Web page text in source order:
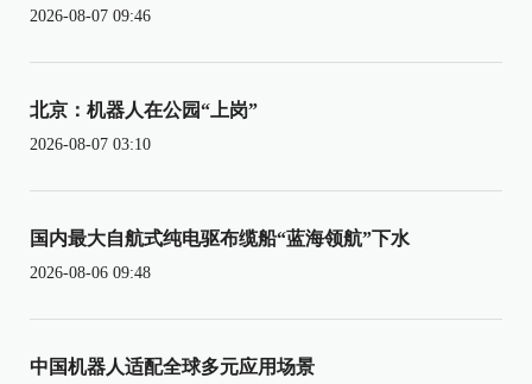
2026-08-07 09:46
北京：机器人在公园“上岗”
2026-08-07 03:10
国内最大自航式纯电驱布缆船“蓝海领航”下水
2026-08-06 09:48
中国机器人适配全球多元应用场景